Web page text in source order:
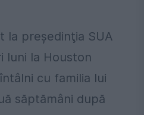
la preşedinţia SUA
luni la Houston
cu familia lui
săptămâni după